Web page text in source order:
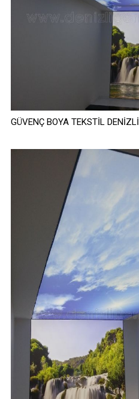
GÜVENÇ BOYA TEKSTİL DENİZLİ